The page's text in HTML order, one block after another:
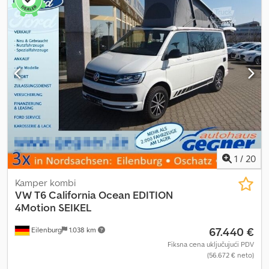
ne predstavljaju ugovorni element Dodpszrm Upsfx Ah Eeck
1 / 20
Eilenburg 1.038 km
Kamper kombi
VWT6 California Ocean EDITION
4Motion SEIKEL
67.440 €
Fiksna cena uključujući PDV
(56.672 € neto)